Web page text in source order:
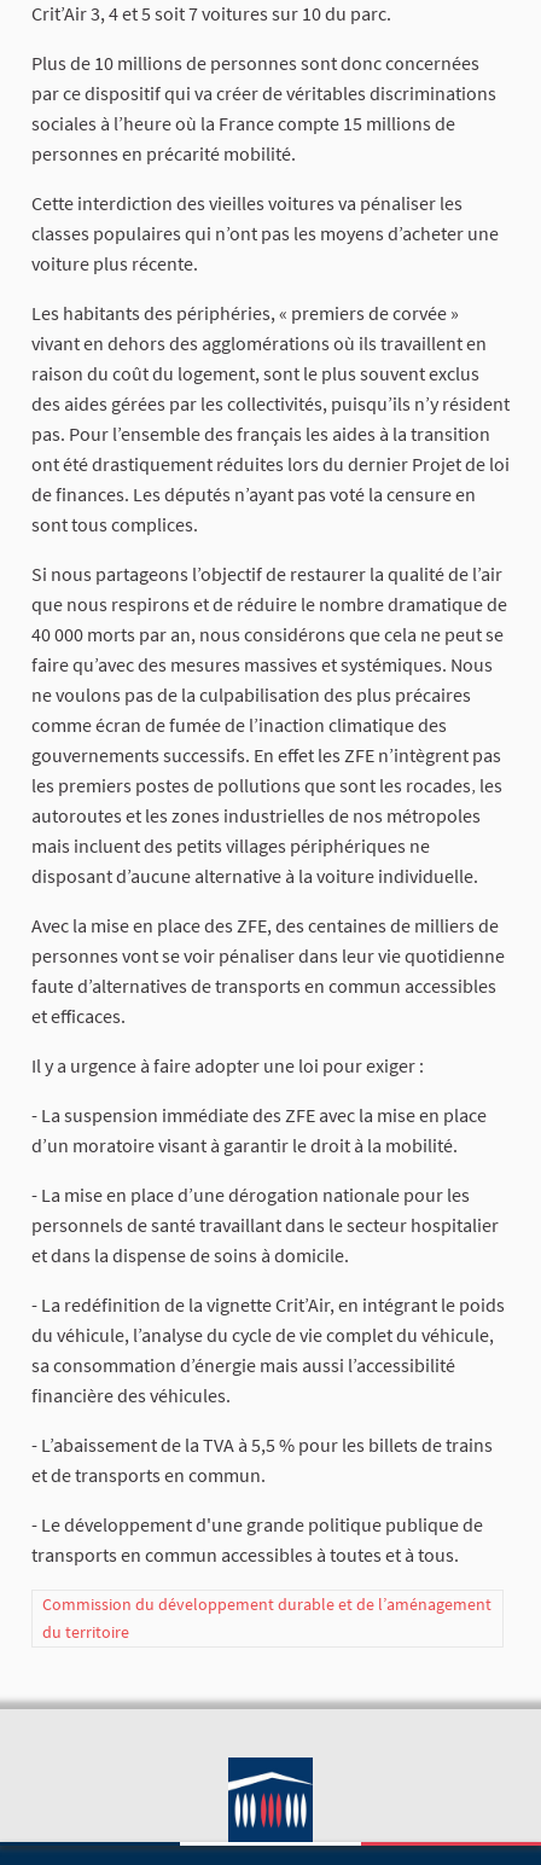
Crit’Air 3, 4 et 5 soit 7 voitures sur 10 du parc.
Plus de 10 millions de personnes sont donc concernées
par ce dispositif qui va créer de véritables discriminations
sociales à l’heure où la France compte 15 millions de
personnes en précarité mobilité.
Cette interdiction des vieilles voitures va pénaliser les
classes populaires qui n’ont pas les moyens d’acheter une
voiture plus récente.
Les habitants des périphéries, « premiers de corvée »
vivant en dehors des agglomérations où ils travaillent en
raison du coût du logement, sont le plus souvent exclus
des aides gérées par les collectivités, puisqu’ils n’y résident
pas. Pour l’ensemble des français les aides à la transition
ont été drastiquement réduites lors du dernier Projet de loi
de finances. Les députés n’ayant pas voté la censure en
sont tous complices.
Si nous partageons l’objectif de restaurer la qualité de l’air
que nous respirons et de réduire le nombre dramatique de
40 000 morts par an, nous considérons que cela ne peut se
faire qu’avec des mesures massives et systémiques. Nous
ne voulons pas de la culpabilisation des plus précaires
comme écran de fumée de l’inaction climatique des
gouvernements successifs. En effet les ZFE n’intègrent pas
les premiers postes de pollutions que sont les rocades‚ les
autoroutes et les zones industrielles de nos métropoles
mais incluent des petits villages périphériques ne
disposant d’aucune alternative à la voiture individuelle.
Avec la mise en place des ZFE, des centaines de milliers de
personnes vont se voir pénaliser dans leur vie quotidienne
faute d’alternatives de transports en commun accessibles
et efficaces.
Il y a urgence à faire adopter une loi pour exiger :
- La suspension immédiate des ZFE avec la mise en place
d’un moratoire visant à garantir le droit à la mobilité.
- La mise en place d’une dérogation nationale pour les
personnels de santé travaillant dans le secteur hospitalier
et dans la dispense de soins à domicile.
- La redéfinition de la vignette Crit’Air, en intégrant le poids
du véhicule, l’analyse du cycle de vie complet du véhicule,
sa consommation d’énergie mais aussi l’accessibilité
financière des véhicules.
- L’abaissement de la TVA à 5,5 % pour les billets de trains
et de transports en commun.
- Le développement d'une grande politique publique de
transports en commun accessibles à toutes et à tous.
Commission du développement durable et de l’aménagement
du territoire